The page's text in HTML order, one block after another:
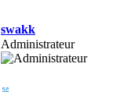
swakk
Administrateur